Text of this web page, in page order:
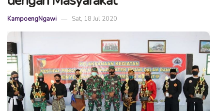
KampoengNgawi Sat, 18 Jul 2020